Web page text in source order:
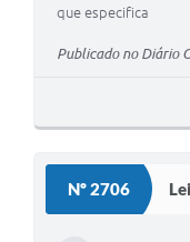
que especifica
Publicado no Diário
Nº 2706